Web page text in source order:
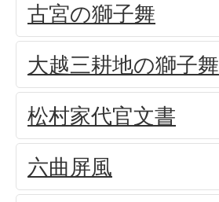
古宮の獅子舞
大越三耕地の獅子舞
松村家代官文書
六曲屏風